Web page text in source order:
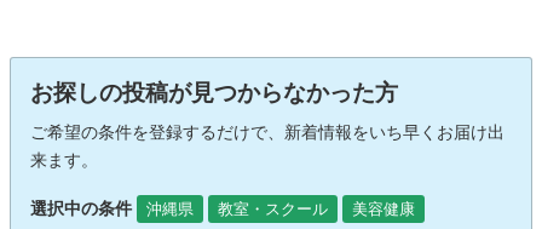
お探しの投稿が見つからなかった方
ご希望の条件を登録するだけで、新着情報をいち早くお届け出
来ます。
選択中の条件 沖縄県 教室・スクール
美容健康